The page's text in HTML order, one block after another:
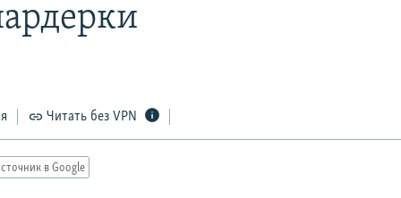
Читать без VPN
в Google